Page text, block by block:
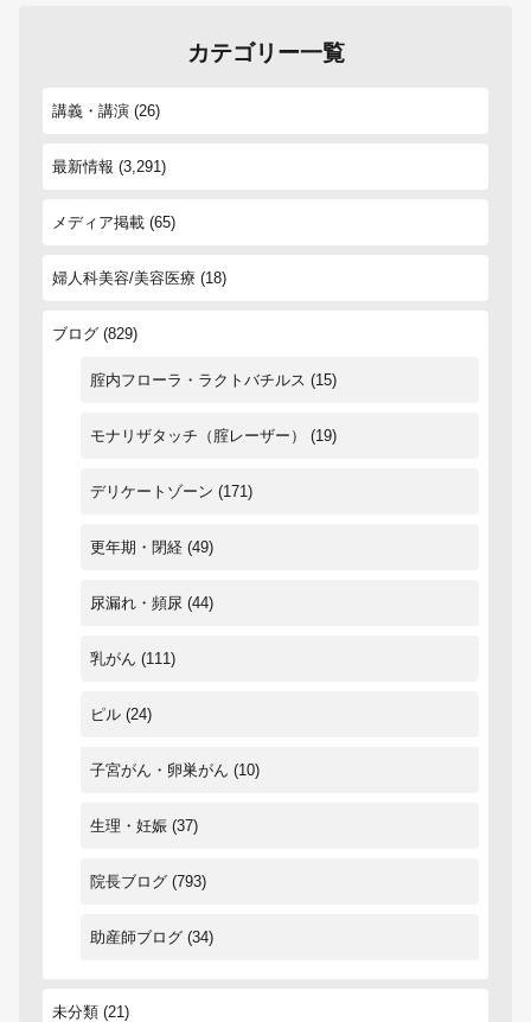
カテゴリー一覧
講義・講演 (26)
最新情報 (3,291)
メディア掲載 (65)
婦人科美容/美容医療 (18)
ブログ (829)
腟内フローラ・ラクトバチルス (15)
モナリザタッチ（腟レーザー） (19)
デリケートゾーン (171)
更年期・閉経 (49)
尿漏れ・頻尿 (44)
乳がん (111)
ピル (24)
子宮がん・卵巣がん (10)
生理・妊娠 (37)
院長ブログ (793)
助産師ブログ (34)
未分類 (21)